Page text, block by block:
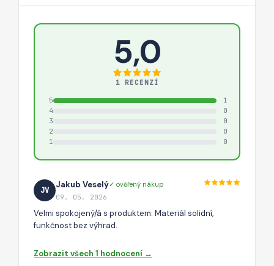
5,0
1 RECENZÍ
5
1
4
0
3
0
2
0
1
0
JV
Jakub Veselý✓ ověřený nákup
09. 05. 2026
Velmi spokojený/á s produktem. Materiál solidní,
funkčnost bez výhrad.
Zobrazit všech 1 hodnocení →